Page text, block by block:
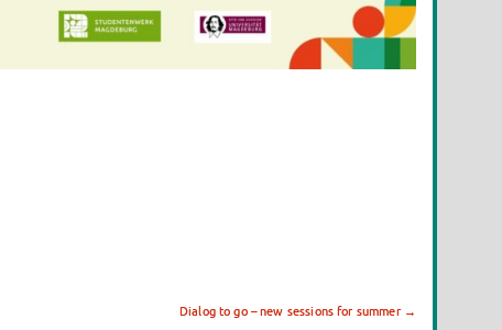
Dialog to go – new sessions for summer →